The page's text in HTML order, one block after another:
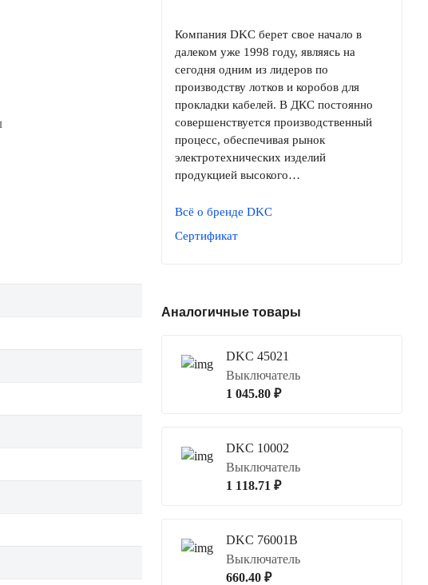
Компания DKC берет свое начало в
далеком уже 1998 году, являясь на
сегодня одним из лидеров по
производству лотков и коробов для
прокладки кабелей. В ДКС постоянно
совершенствуется производственный
процесс, обеспечивая рынок
электротехнических изделий
продукцией высокого…
Всё о бренде DKC
Сертификат
Аналогичные товары
DKC 45021
Выключатель
1 045.80 ₽
DKC 10002
Выключатель
1 118.71 ₽
DKC 76001B
Выключатель
660.40 ₽